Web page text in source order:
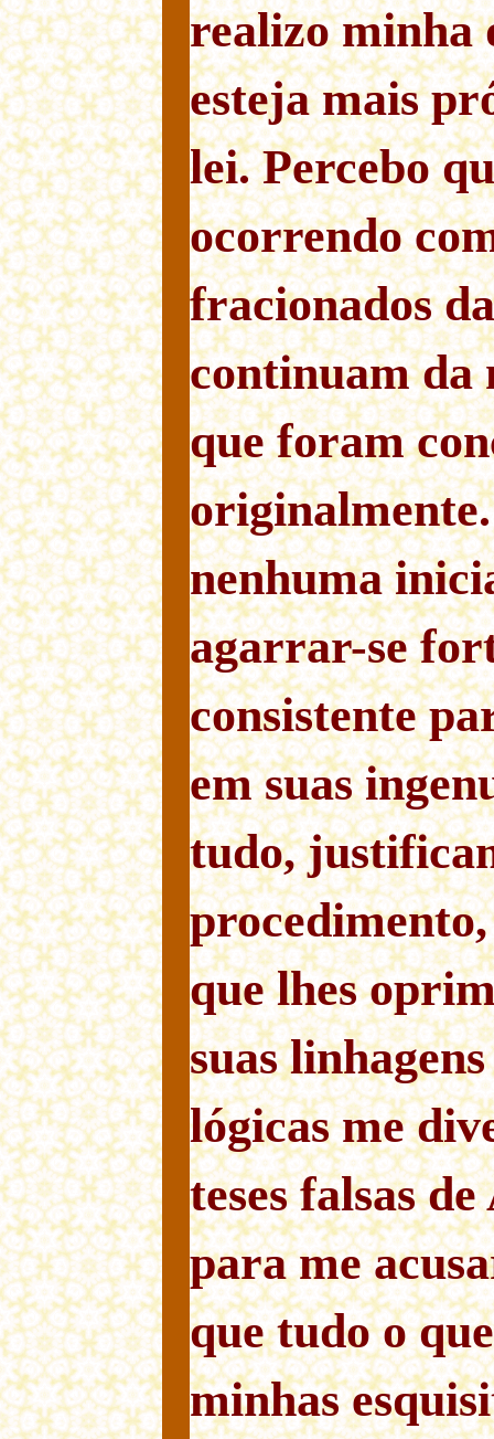
realizo minha
esteja mais
lei. Percebo
ocorrendo
fracionados
continuam da
que foram
nenhuma
agarrar-se
consistente
em suas
tudo,
que lhes
suas
lógicas me
teses falsas
para me
que tudo o
minhas